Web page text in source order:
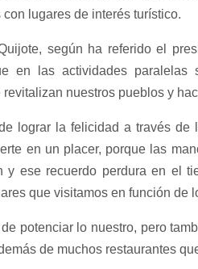
lugares de interés turístico.
según ha referido el
en las actividades
nuestros pueblos y
lograr la felicidad a través de
en un placer, porque las
y ese recuerdo perdura en el
que visitamos en función de
potenciar lo nuestro, pero
de muchos restaurantes